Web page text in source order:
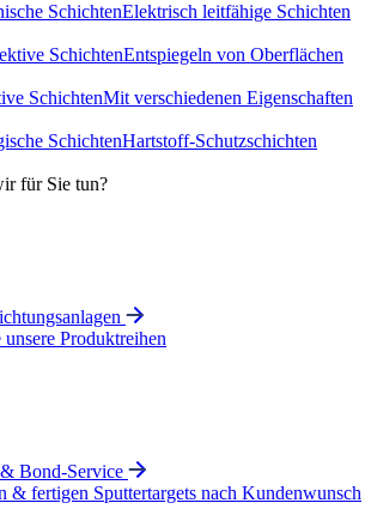
SchichtenElektrisch leitfähige Schichten
SchichtenEntspiegeln von Oberflächen
SchichtenMit verschie­denen Eigen­schaften
SchichtenHartstoff-Schutz­schichten
für Sie tun?
Produktreihen
Bond-Service
& fertigen Sputtertargets nach Kundenwunsch